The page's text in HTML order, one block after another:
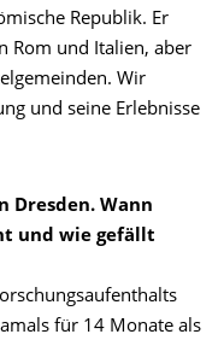
Republik. Er
Rom und Italien, aber
Wir
und seine Erlebnisse
Dresden. Wann
und wie gefällt
für 14 Monate als